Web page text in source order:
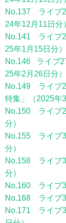
No.137 ライブ
24年12月11日分
No.141 ライブ
25年1月15日分）
No.146 ライブ
25年2月26日分）
No.149 ライブ
特集」（2025年
No.150 ライブ
分）
No.155 ライブ
分）
No.158 ライブ
分）
No.160 ライブ
No.168 ライブ
No.171 ライブ